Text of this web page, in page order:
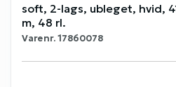
soft, 2-lags, ubleget, hvid,
m, 48 rl.
Varenr.17860078